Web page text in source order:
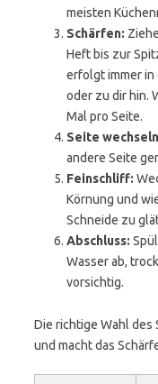
meisten
Schärfen:
Heft bis zur
erfolgt immer in
oder zu dir hin.
Mal pro Seite.
Seite
andere Seite
Feinschliff:
Körnung und
Schneide zu
Abschluss:
Wasser ab,
vorsichtig.
Die richtige Wahl des
und macht das